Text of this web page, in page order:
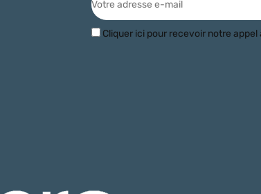
Cliquer ici pour recevoir notre